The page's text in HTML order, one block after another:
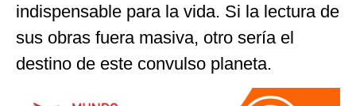
indispensable para la vida. Si la lectura de
sus obras fuera masiva, otro sería el
destino de este convulso planeta.